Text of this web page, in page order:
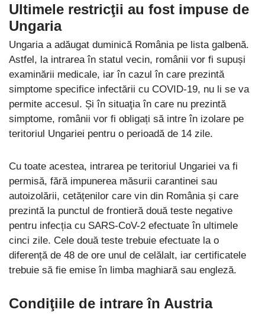
Ultimele restricţii au fost impuse de
Ungaria
Ungaria a adăugat duminică România pe lista galbenă.
Astfel, la intrarea în statul vecin, românii vor fi supuși
examinării medicale, iar în cazul în care prezintă
simptome specifice infectării cu COVID-19, nu li se va
permite accesul. Și în situaţia în care nu prezintă
simptome, românii vor fi obligați să intre în izolare pe
teritoriul Ungariei pentru o perioadă de 14 zile.
Cu toate acestea, intrarea pe teritoriul Ungariei va fi
permisă, fără impunerea măsurii carantinei sau
autoizolării, cetățenilor care vin din România și care
prezintă la punctul de frontieră două teste negative
pentru infecția cu SARS-CoV-2 efectuate în ultimele
cinci zile. Cele două teste trebuie efectuate la o
diferență de 48 de ore unul de celălalt, iar certificatele
trebuie să fie emise în limba maghiară sau engleză.
Condiţiile de intrare în Austria